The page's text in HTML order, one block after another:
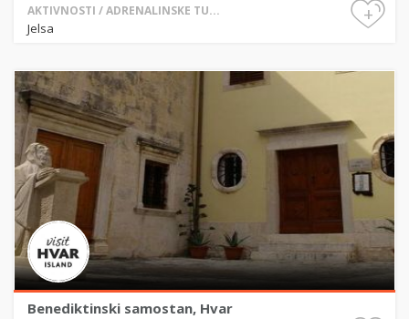
AKTIVNOSTI / ADRENALINSKE TU...
Jelsa
+
Benediktinski samostan, Hvar